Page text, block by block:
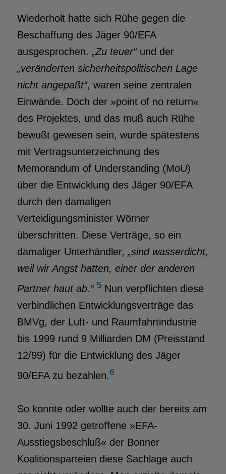
Wiederholt hatte sich Rühe gegen die
Beschaffung des Jäger 90/EFA
ausgesprochen. „Zu teuer“und der
„veränderten sicherheitspolitischen Lage
nicht angepaßt“, waren seine zentralen
Einwände. Doch der »point of no return«
des Projektes, und das muß auch Rühe
bewußt gewesen sein, wurde spätestens
mit Vertragsunterzeichnung des
Memorandum of Understanding (MoU)
über die Entwicklung des Jäger 90/EFA
durch den damaligen
Verteidigungsminister Wörner
überschritten. Diese Verträge, so ein
damaliger Unterhändler, „sind wasserdicht,
weil wir Angst hatten, einer der anderen
Partner haut ab.“ 5Nun verpflichten diese
verbindlichen Entwicklungsverträge das
BMVg, der Luft- und Raumfahrtindustrie
bis 1999 rund 9 Milliarden DM (Preisstand
12/99) für die Entwicklung des Jäger
90/EFA zu bezahlen. 6
So konnte oder wollte auch der bereits am
30. Juni 1992 getroffene »EFA-
Ausstiegsbeschluß« der Bonner
Koalitionsparteien diese Sachlage auch